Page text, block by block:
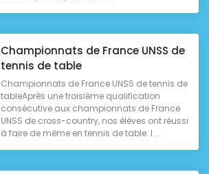
Championnats de France UNSS de
tennis de table
Championnats de France UNSS de tennis de
tableAprès une troisième qualification
consécutive aux championnats de France
UNSS de cross-country, nos élèves ont réussi
à faire de même en tennis de table. I ...